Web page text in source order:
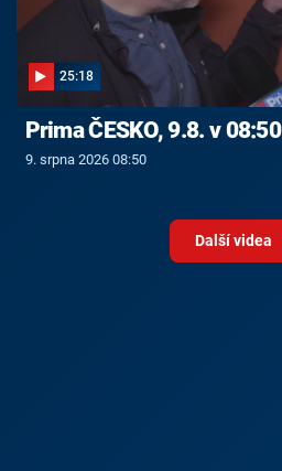
25:18
Prima ČESKO, 9.8. v 08:50
9. srpna 2026 08:50
Další videa